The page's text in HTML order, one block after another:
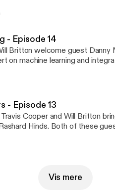
fully educating their
- Episode 14
Britton welcome guest Danny
on machine learning and
- Episode 13
Travis Cooper and Will Britton
Hinds. Both of these
Vis mere